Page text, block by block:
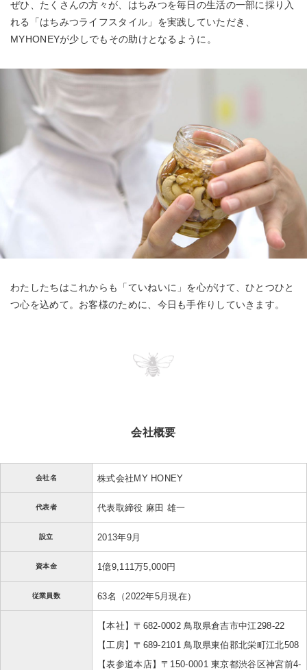
ぜひ、たくさんの方々が、はちみつを毎日の生活の一部に採り入
れる「はちみつライフスタイル」を実践していただき、
MYHONEYが少しでもその助けとなるように。
わたしたちはこれからも「ていねいに」を心がけて、ひとつひと
つ心を込めて。お客様のために、今日も手作りしていきます。
会社概要
会社名 株式会社MY HONEY
代表者 代表取締役 麻田 雄一
設立 2013年9月
資本金 1億9,111万5,000円
従業員数 63名（2022年5月現在）
【本社】〒682-0002 鳥取県倉吉市中江298-22
【工房】〒689-2101 鳥取県東伯郡北栄町江北508
【表参道本店】〒150-0001 東京都渋谷区神宮前4-